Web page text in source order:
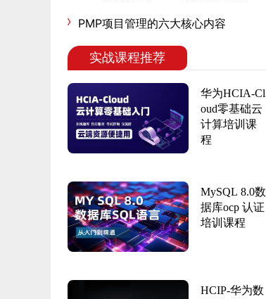
PMP项目管理的六大核心内容
实战课程推荐
华为HCIA-Cl
oud零基础云
计算培训课
程
MySQL 8.0数
据库ocp 认证
培训课程
HCIP-华为数